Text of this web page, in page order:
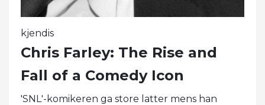
kjendis
Chris Farley: The Rise and
Fall of a Comedy Icon
'SNL'-komikeren ga store latter mens han